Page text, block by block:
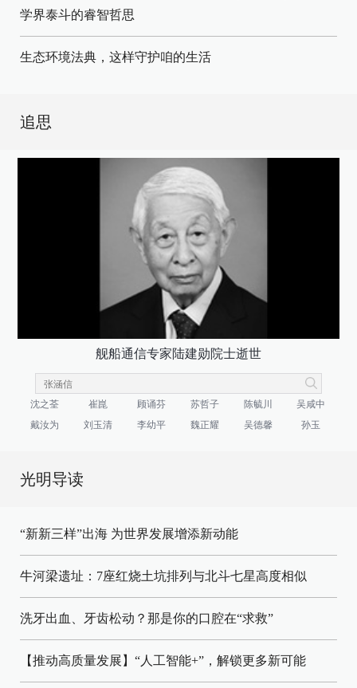
学界泰斗的睿智哲思
生态环境法典，这样守护咱的生活
追思
舰船通信专家陆建勋院士逝世
沈之荃 崔崑 顾诵芬 苏哲子 陈毓川
吴咸中
戴汝为
刘玉清 李幼平 魏正耀 吴德馨 孙玉
光明导读
“新新三样”出海 为世界发展增添新动能
牛河梁遗址：7座红烧土坑排列与北斗七星高度相似
洗牙出血、牙齿松动？那是你的口腔在“求救”
【推动高质量发展】“人工智能+”，解锁更多新可能